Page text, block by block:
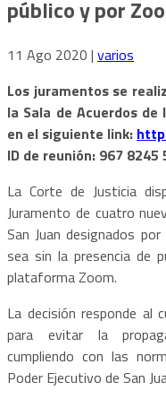
público y por
11 Ago 2020 | varios
Los juramentos se
la Sala de Acuerdos
en el siguiente link:
ID de reunión: 967
La Corte de Justicia
Juramento de cuatro
San Juan designados
sea sin la presencia de
plataforma Zoom.
La decisión responde al
para evitar la
cumpliendo con las
Poder Ejecutivo de San